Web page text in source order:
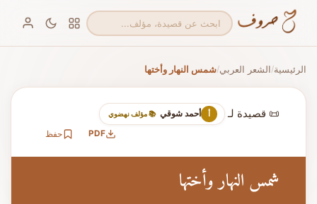
الرئيسية/الشعر العربي/شمس النهار وأختها
📜 قصيدة لـ أ أحمد شوقي 📚 مؤلف نهضوي
PDF حفظ
شمس النهار وأختها